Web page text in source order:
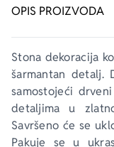
OPIS PROIZVODA
Stona dekoracija
šarmantan detalj.
samostojeći
detaljima u
Savršeno će se
Pakuje se u